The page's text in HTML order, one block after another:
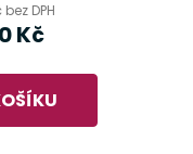
bez DPH
Kč